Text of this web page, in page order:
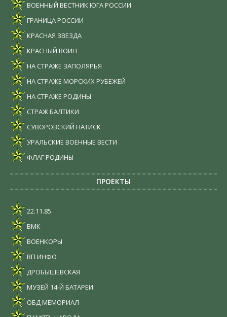
ВОЕННЫЙ ВЕСТНИК ЮГА РОССИИ
ГРАНИЦА РОССИИ
КРАСНАЯ ЗВЕЗДА
КРАСНЫЙ ВОИН
НА СТРАЖЕ ЗАПОЛЯРЬЯ
НА СТРАЖЕ МОРСКИХ РУБЕЖЕЙ
НА СТРАЖЕ РОДИНЫ
СТРАЖ БАЛТИКИ
СУВОРОВСКИЙ НАТИСК
УРАЛЬСКИЕ ВОЕННЫЕ ВЕСТИ
ФЛАГ РОДИНЫ
ПРОЕКТЫ
22.11.85.
ВМК
ВОЕНКОРЫ
ВП ИНФО
ДРОБЫШЕВСКАЯ
МУЗЕЙ 14-Й БАТАРЕИ
ОБД МЕМОРИАЛ